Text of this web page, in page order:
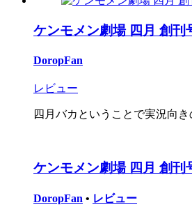
ケンモメン劇場 四月 創刊
DoropFan
レビュー
四月バカということで実況向
ケンモメン劇場 四月 創刊
DoropFan • レビュー